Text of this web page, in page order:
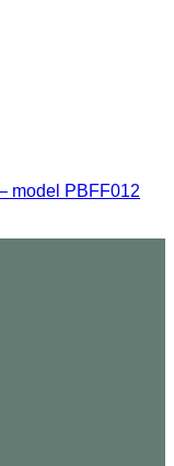
model PBFF012